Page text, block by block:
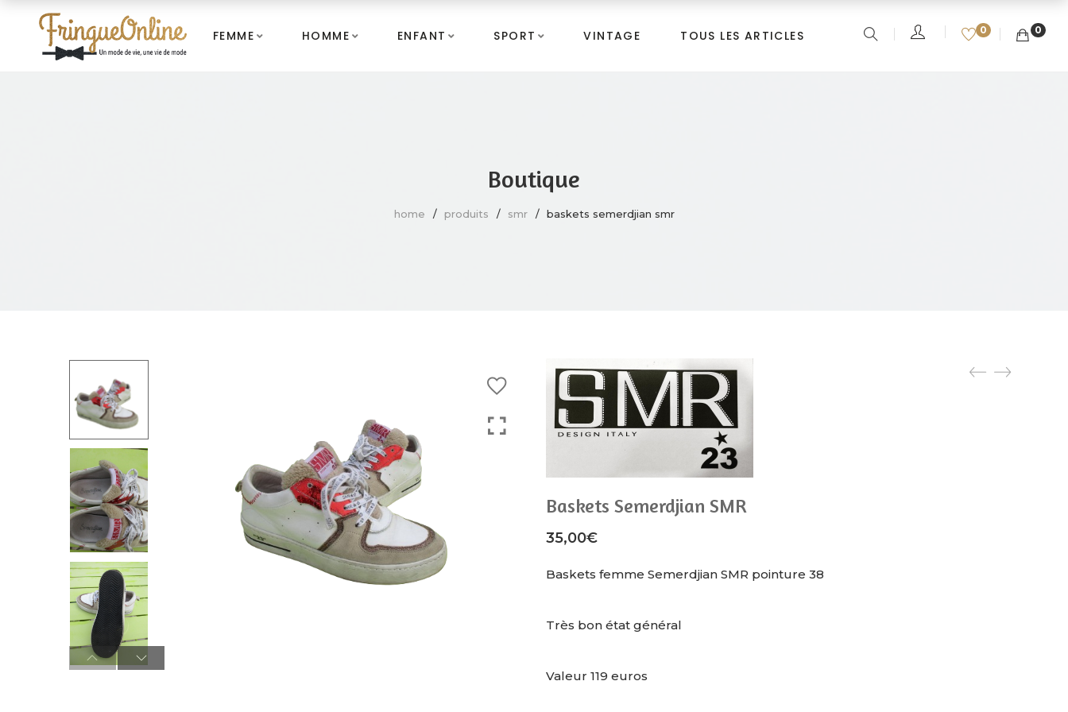
FEMME HOMME ENFANT SPORT VINTAGE TOUS LES ARTICLES 0 0
Boutique
home produits smr baskets semerdjian smr
Baskets Semerdjian SMR
35,00€
Baskets femme Semerdjian SMR pointure 38
Très bon état général
Valeur 119 euros